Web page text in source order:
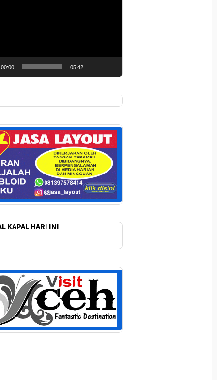
00:00 05:42
KAPAL HARI INI